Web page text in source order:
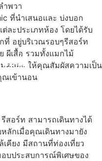
ดูพระจันทร์
ำพวา
ที่นำเสนอและ บ่งบอก
ละประเภทห้อง โดยได้รับ
ที่ อยู่บริเวณรอบๆรีสอร์ท
ผีเสื้อ รวมทั้งแมกไม้
คลอง ให้คุณสัมผัสความเป็น
เข้านอน
สอร์ท สามารถเดินทางได้
ลักเมื่อคุณเดินทางมายัง
คียง มีสถานที่ท่องเที่ยว
บประสบการณ์พิเศษของ
อร์ท